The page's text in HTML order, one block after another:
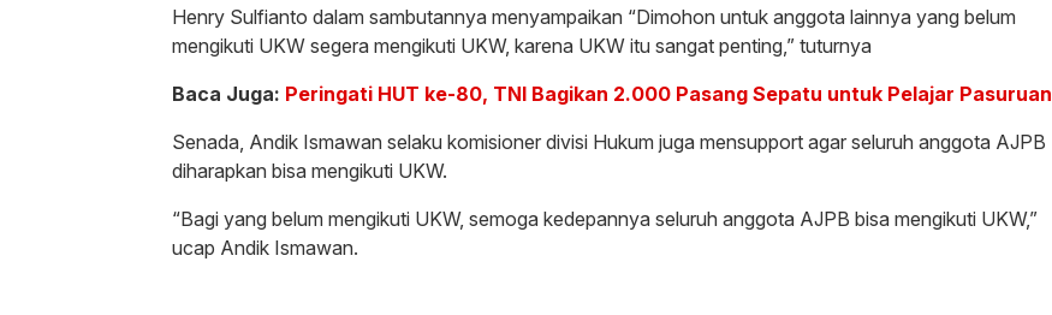
Henry Sulfianto dalam sambutannya menyampaikan “Dimohon untuk anggota lainnya yang belum
mengikuti UKW segera mengikuti UKW, karena UKW itu sangat penting,” tuturnya
Baca Juga: Peringati HUT ke-80, TNI Bagikan 2.000 Pasang Sepatu untuk Pelajar Pasuruan
Senada, Andik Ismawan selaku komisioner divisi Hukum juga mensupport agar seluruh anggota AJPB
diharapkan bisa mengikuti UKW.
“Bagi yang belum mengikuti UKW, semoga kedepannya seluruh anggota AJPB bisa mengikuti UKW,”
ucap Andik Ismawan.